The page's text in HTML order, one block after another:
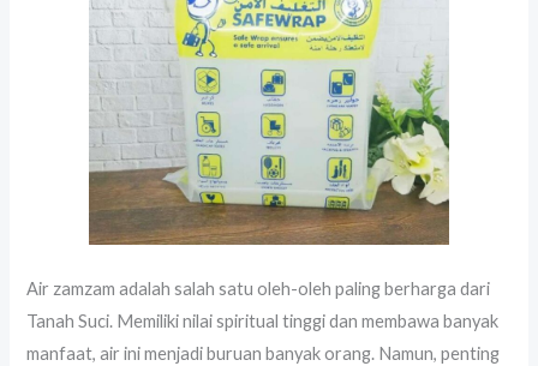
Air zamzam adalah salah satu oleh-oleh paling berharga dari
Tanah Suci. Memiliki nilai spiritual tinggi dan membawa banyak
manfaat, air ini menjadi buruan banyak orang. Namun, penting